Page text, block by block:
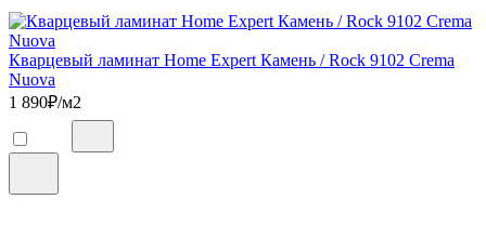
Кварцевый ламинат Home Expert Камень / Rock 9102 Crema
Nuova
1 890₽/м2